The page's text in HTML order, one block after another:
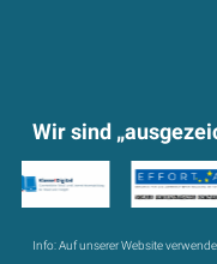
Wir sind
Info:Auf unserer Website